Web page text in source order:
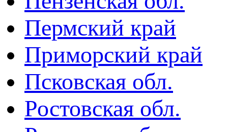
Пермский край
Приморский край
Псковская обл.
Ростовская обл.